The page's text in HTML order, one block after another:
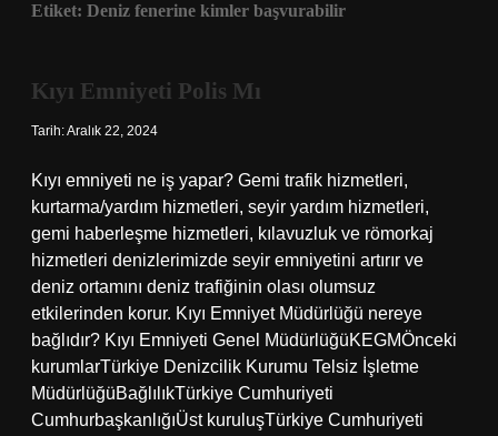
Etiket: Deniz fenerine kimler başvurabilir
Kıyı Emniyeti Polis Mı
Tarih: Aralık 22, 2024
Kıyı emniyeti ne iş yapar? Gemi trafik hizmetleri,
kurtarma/yardım hizmetleri, seyir yardım hizmetleri,
gemi haberleşme hizmetleri, kılavuzluk ve römorkaj
hizmetleri denizlerimizde seyir emniyetini artırır ve
deniz ortamını deniz trafiğinin olası olumsuz
etkilerinden korur. Kıyı Emniyet Müdürlüğü nereye
bağlıdır? Kıyı Emniyeti Genel MüdürlüğüKEGMÖnceki
kurumlarTürkiye Denizcilik Kurumu Telsiz İşletme
MüdürlüğüBağlılıkTürkiye Cumhuriyeti
CumhurbaşkanlığıÜst kuruluşTürkiye Cumhuriyeti